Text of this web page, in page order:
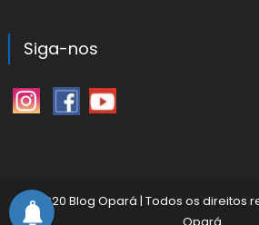
Siga-nos
©2020 Blog Opará | Todos os direitos
Opará